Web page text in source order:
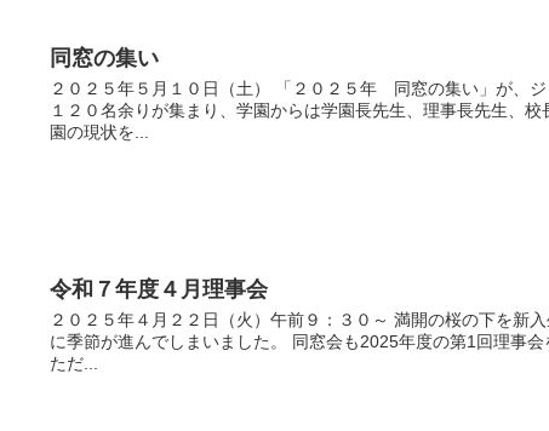
同窓の集い
２０２５年５月１０日（土） 「２０２５年 同窓の集い」が、
１２０名余りが集まり、学園からは学園長先生、理事長先生、
園の現状を...
令和７年度４月理事会
２０２５年４月２２日（火）午前９：３０～ 満開の桜の下を新
に季節が進んでしまいました。 同窓会も2025年度の第1回理事
ただ...